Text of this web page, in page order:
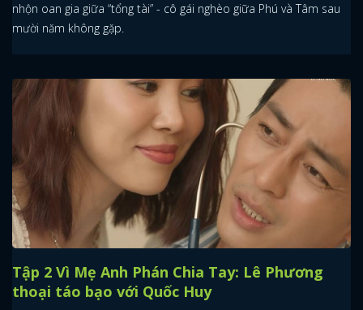
nhộn oan gia giữa “tổng tài” - cô gái nghèo giữa Phú và Tâm sau
mười năm không gặp.
Tập 2 Vì Mẹ Anh Phán Chia Tay: Lê Phương
thoại táo bạo với Quốc Huy